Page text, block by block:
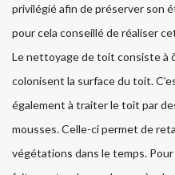
privilégié afin de préserver son
pour cela conseillé de réaliser
Le nettoyage de toit consiste à
colonisent la surface du toit.
également à traiter le toit par
mousses. Celle-ci permet de
végétations dans le temps.